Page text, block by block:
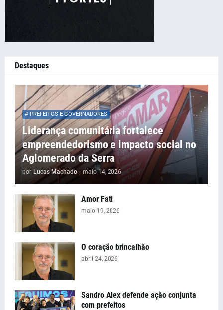
Destaques
# PREFEITOS E GOVERNADORES
Liderança comunitária fortalece
empreendedorismo e impacto social no
Aglomerado da Serra
por Lucas Machado - maio 14, 2026
Amor Fati
maio 19, 2026
O coração brincalhão
abril 24, 2026
Sandro Alex defende ação conjunta
com prefeitos